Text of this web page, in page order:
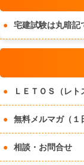
宅建試験は丸暗記
ＬＥＴＯＳ（レト
無料メルマガ（１
相談・お問合せ